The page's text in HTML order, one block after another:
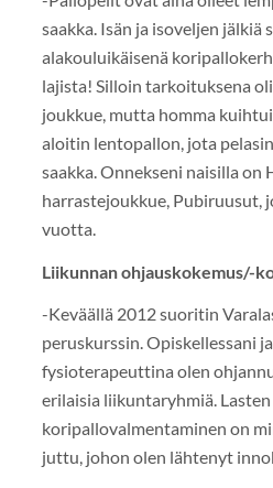
saakka. Isän ja isoveljen jälkiä
alakouluikäisenä
lajista! Silloin tarkoituksena
joukkue, mutta homma
aloitin lentopallon, jota
saakka. Onnekseni naisilla on
harrastejoukkue, Pubiruusut,
vuotta.
Liikunnan ohjauskokemus/-
-Keväällä 2012 suoritin
peruskurssin. Opiskellessani
fysioterapeuttina olen
erilaisia liikuntaryhmiä. Lasten
koripallovalmentaminen on
juttu, johon olen lähtenyt